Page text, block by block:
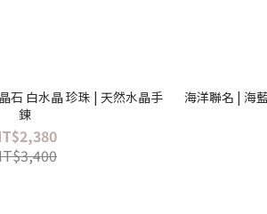
石 白水晶 珍珠 | 天然水晶手
鍊
海洋聯名 | 海